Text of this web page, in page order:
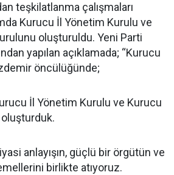
teşkilatlanma çalışmaları
Kurucu İl Yönetim Kurulu ve
oluşturuldu. Yeni Parti
yapılan açıklamada; “Kurucu
öncülüğünde;
İl Yönetim Kurulu ve Kurucu
anlayışın, güçlü bir örgütün ve
birlikte atıyoruz.